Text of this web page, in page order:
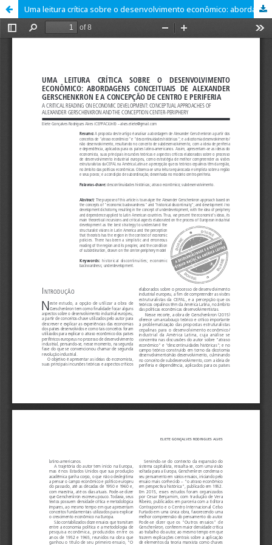
Uma leitura crítica sobre o desenvolvimento econômico: abordagens conceituais de Alexander Gerschenkron e a concepção de centro e periferia